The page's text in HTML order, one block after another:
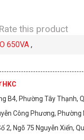
Rate this product
650VA ,
HKC
B4, Phường Tây Thạnh,
Công Phương, Phường
2, Ngõ 75 Nguyễn Xiển,